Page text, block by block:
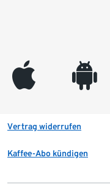
appleinc android
Vertrag widerrufen
Kaffee-Abo kündigen